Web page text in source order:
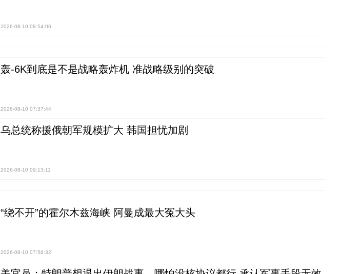
2026-08-10 08:54:06
轰-6K到底是不是战略轰炸机 准战略级别的突破
2026-08-10 07:37:44
乌总统称援俄朝军规模扩大 韩国担忧加剧
2026-08-10 09:13:11
“绕不开”的霍尔木兹海峡 阿曼成最大冤大头
2026-08-10 07:58:32